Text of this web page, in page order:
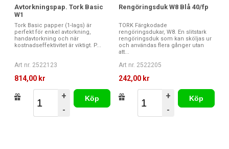
Avtorkningspap. Tork Basic
W1
Tork Basic papper (1-lags) är
perfekt för enkel avtorkning,
handavtorkning och när
kostnadseffektivitet är viktigt. P...
Art nr. 2522123
814,00 kr
+
-
Köp
Rengöringsduk W8 Blå 40/fp
TORK Färgkodade
rengöringsdukar, W8. En slitstark
rengöringsduk som kan sköljas ur
och användas flera gånger utan
att...
Art nr. 2522205
242,00 kr
+
-
Köp